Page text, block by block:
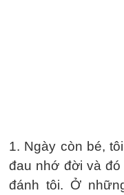
1. Ngày còn bé,
đau nhớ đời và
đánh tôi. Ở